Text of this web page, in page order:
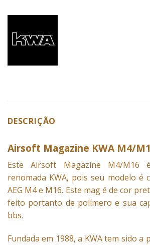
DESCRIÇÃO
Airsoft Magazine KWA M4/
Este Airsoft Magazine M4/M16
renomada KWA, pois seu modelo é
AEG M4 e M16. Este mag é de cor
feito portanto de polímero e sua
bbs.
Fundada em 1988, a KWA tem sido